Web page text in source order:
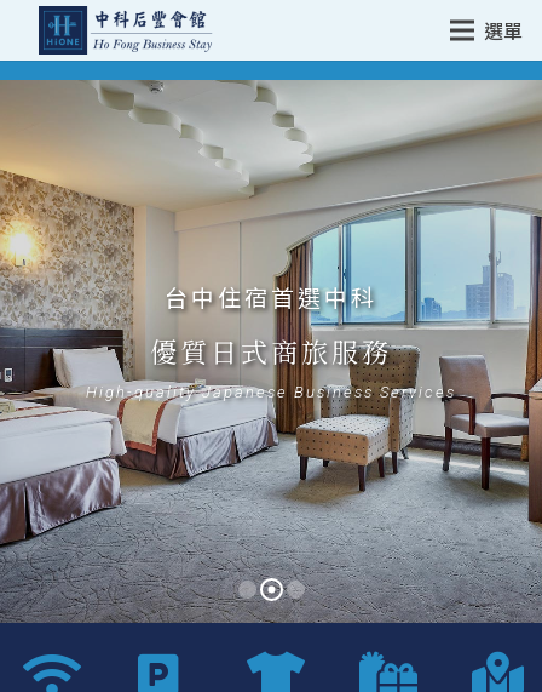
選單
優質日式商旅服務
High-quality Japanese Business Services
台中住宿首選中科